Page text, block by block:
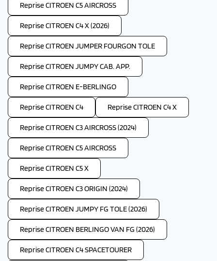
Reprise CITROEN C5 AIRCROSS
Reprise CITROEN C4 X (2026)
Reprise CITROEN JUMPER FOURGON TOLE
Reprise CITROEN JUMPY CAB. APP.
Reprise CITROEN E-BERLINGO
Reprise CITROEN C4 Reprise CITROEN C4 X
Reprise CITROEN C3 AIRCROSS (2024)
Reprise CITROEN C5 AIRCROSS
Reprise CITROEN C5 X
Reprise CITROEN C3 ORIGIN (2024)
Reprise CITROEN JUMPY FG TOLE (2026)
Reprise CITROEN BERLINGO VAN FG (2026)
Reprise CITROEN C4 SPACETOURER